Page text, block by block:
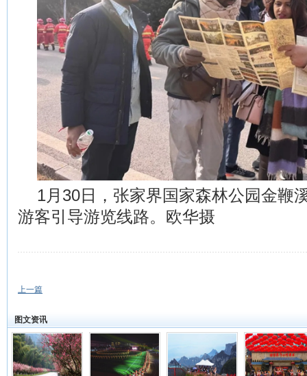
1月30日，张家界国家森林公园金鞭
游客引导游览线路。欧华摄
上一篇
图文资讯